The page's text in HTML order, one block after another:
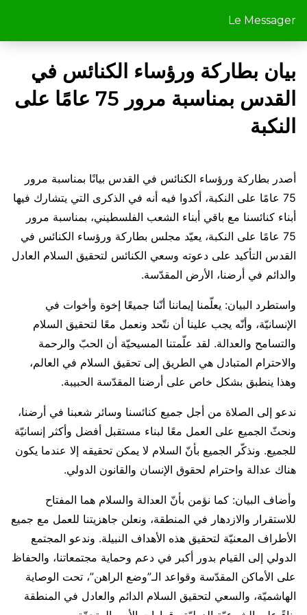
Le Messager
بيان بطاركة ورؤساء الكنائس في
القدس بمناسبة مرور 75 عامًا على
النكبة
أصدر بطاركة ورؤساء الكنائس في القدس بيانًا بمناسبة مرور
75 عامًا على النكبة، أكدوا فيه أنه في الذكرى التي يتشارك فيها
أبناء كنائسنا مع باقي أبناء الشعب الفلسطيني، بمناسبة مرور
75 عامًا على النكبة، يعيّد مجلس بطاركة ورؤساء الكنائس في
القدس التأكيد على دعوته وسعي الكنائس لتحقيق السلام العادل
والدائم في أرضنا، الأرض المقدّسة.
واستطرد البيان: يعلّمنا إيماننا أنّنا جميعًا إخوة وأخوات في
الإنسانيّة، وأنّه يجب علينا أن نتّحد ونعمل معًا لتحقيق السلام
والتسامح والعدالة. لقد علّمتنا المسيحيّة أن الحبّ والرحمة
والاحترام المتبادل هي الطريق إلى تحقيق السلام في العالم،
وهذا ينطبق بشكل خاص على أرضنا المقدّسة الحبيبة.
ندعو إلى الصلاة من أجل جميع كنائسنا وسائر شعبنا في أرضنا،
ونحثّ الجميع على العمل معًا لبناء مستقبل أفضل وأكثر إنسانيّة
للجميع. ونذكّر الجميع بأنّ السلام لا يمكن تحقيقه إلا عندما يكون
هناك عدالة واحترام لحقوق الإنسان والقانون الدولي.
وأضاف البيان: كما نؤمن بأنّ العدالة والسلام هما المفتاح
للاستقرار والازدهار في المنطقة، ونعلن جاهزيتنا للعمل مع جميع
الأطراف المعنيّة لتحقيق هذه الأهداف النبيلة. وندعو المجتمع
الدولي إلى القيام بدور أكبر في دعم وحماية مجتمعاتنا، والحفاظ
على الأماكن المقدّسة وقواعد الـ”وضع الراهن”، تحت الوصاية
الهاشميّة، والسعي لتحقيق السلام الدائم والعادل في المنطقة